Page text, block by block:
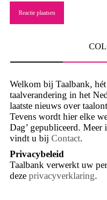
Welkom bij Taalbank,
taalverandering in het
laatste nieuws over
Tevens wordt hier elke
Dag’ gepubliceerd.
vindt u bij Contact.
Privacybeleid
Taalbank verwerkt uw
deze privacyverklaring.